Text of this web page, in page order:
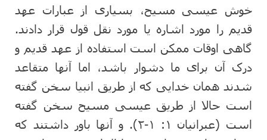
خوش عیسی مسیح، بسیاری از عبارات عهد
قدیم را مورد اشاره یا مورد نقل قول قرار دادند.
گاهی اوقات ممکن است استفاده از عهد قدیم و
درک آن برای ما دشوار باشد، اما آنها متقاعد
شدند همان خدایی که از طریق انبیا سخن گفته
است حالا از طریق عیسی مسیح سخن گفته
است (عبرانیان ۱: ۱-۲). و آنها باور داشتند که